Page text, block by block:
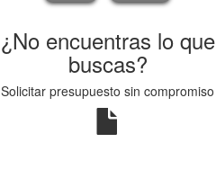
¿No encuentras lo que
buscas?
Solicitar presupuesto sin compromiso